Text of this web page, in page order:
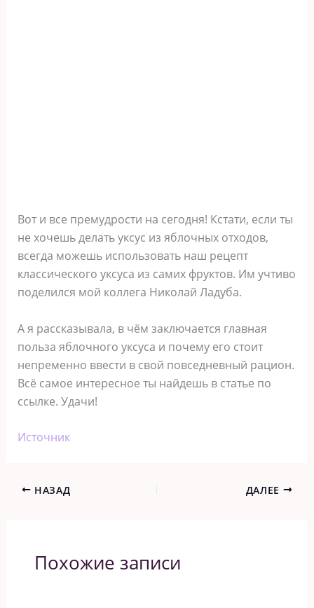
Вот и все премудрости на сегодня! Кстати, если ты
не хочешь делать уксус из яблочных отходов,
всегда можешь использовать наш рецепт
классического уксуса из самих фруктов. Им учтиво
поделился мой коллега Николай Ладуба.
А я рассказывала, в чём заключается главная
польза яблочного уксуса и почему его стоит
непременно ввести в свой повседневный рацион.
Всё самое интересное ты найдешь в статье по
ссылке. Удачи!
Источник
НАЗАД ДАЛЕЕ
Похожие записи